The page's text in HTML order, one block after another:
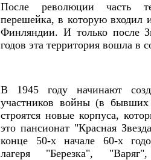
После революции часть
перешейка, в которую входил
Финляндии. И только после
годов эта территория вошла в
В 1945 году начинают
участников войны (в
строятся новые корпуса,
это пансионат "Красная
конце 50-х начале 60-х
лагеря "Березка",